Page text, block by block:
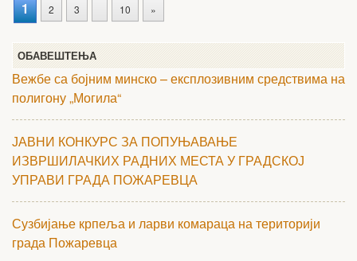
1 2 3 10 »
ОБАВЕШТЕЊА
Вежбе са бојним минско – експлозивним средствима на
полигону „Могила“
ЈАВНИ КОНКУРС ЗА ПОПУЊАВАЊЕ
ИЗВРШИЛАЧКИХ РАДНИХ МЕСТА У ГРАДСКОЈ
УПРАВИ ГРАДА ПОЖАРЕВЦА
Сузбијање крпеља и ларви комараца на територији
града Пожаревца